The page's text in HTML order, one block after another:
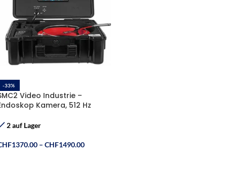
-33%
Video Industrie –
Kamera, 512 Hz
2 auf Lager
1370.00 – CHF1490.00